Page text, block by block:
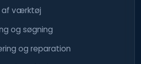
af værktøj
og søgning
og reparation